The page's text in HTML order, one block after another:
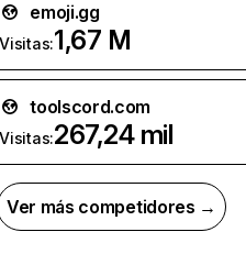
emoji.gg
Visitas:1,67 M
toolscord.com
Visitas:267,24 mil
Ver más competidores →